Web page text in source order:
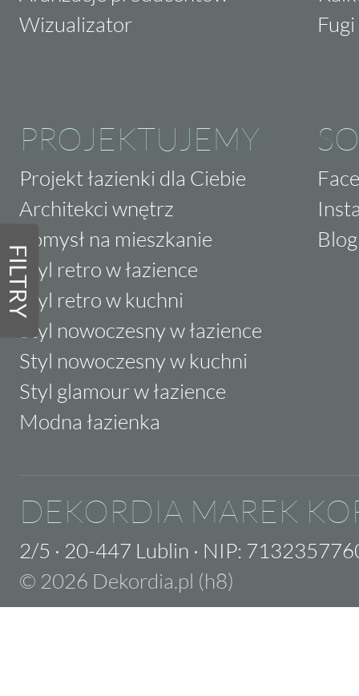
FILTRY
Wizualizator
PROJEKTUJEMY
Projekt łazienki dla Ciebie
Architekci wnętrz
Pomysł na mieszkanie
Styl retro w łazience
Styl retro w kuchni
Styl nowoczesny w łazience
Styl nowoczesny w kuchni
Styl glamour w łazience
Modna łazienka
Blog
DEKORDIA MAREK
2/5 · 20-447 Lublin · NIP:
© 2026 Dekordia.pl (h8)